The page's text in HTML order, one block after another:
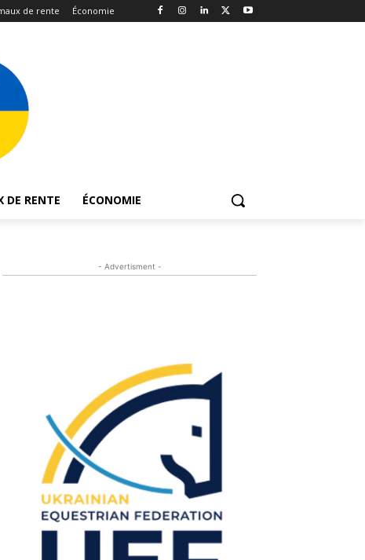
de rente Économie
DE RENTE ÉCONOMIE
- Advertisment -